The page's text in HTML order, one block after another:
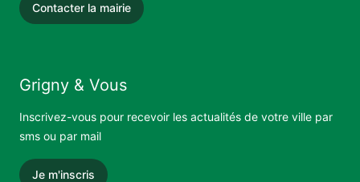
Contacter la mairie
Grigny & Vous
Inscrivez-vous pour recevoir les actualités de votre ville par
sms ou par mail
Je m'inscris